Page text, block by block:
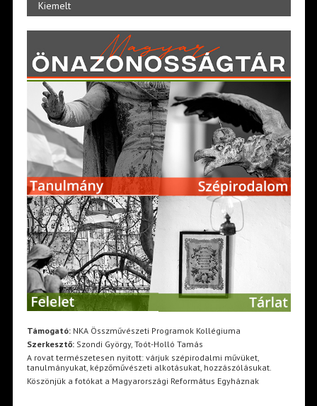
Kiemelt
Támogató:NKA Összművészeti Programok Kollégiuma
Szerkesztő:Szondi György, Toót-Holló Tamás
A rovat természetesen nyitott: várjuk szépirodalmi művüket,
tanulmányukat, képzőművészeti alkotásukat, hozzászólásukat.
Köszönjük a fotókat a Magyarországi Református Egyháznak